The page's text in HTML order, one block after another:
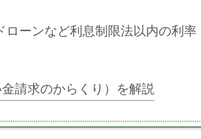
ーンなど利息制限法以内の利
請求のからくり）を解説